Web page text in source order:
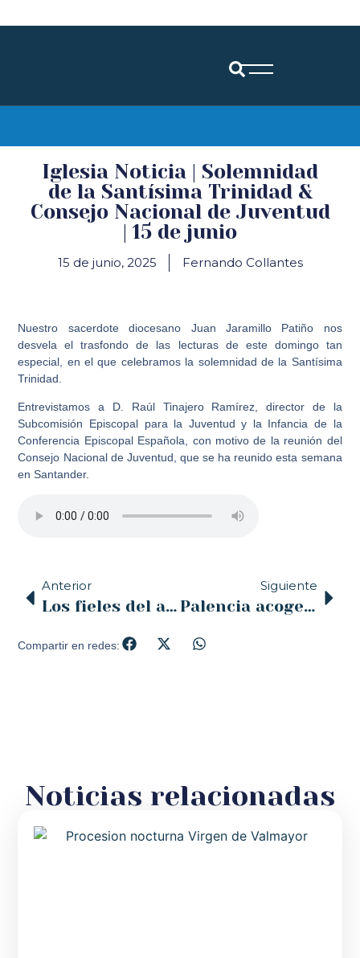
Iglesia Noticia | Solemnidad
de la Santísima Trinidad &
Consejo Nacional de Juventud
| 15 de junio
15 de junio, 2025 Fernando Collantes
Nuestro sacerdote diocesano Juan Jaramillo Patiño nos
desvela el trasfondo de las lecturas de este domingo tan
especial, en el que celebramos la solemnidad de la Santísima
Trinidad.
Entrevistamos a D. Raúl Tinajero Ramírez, director de la
Subcomisión Episcopal para la Juventud y la Infancia de la
Conferencia Episcopal Española, con motivo de la reunión del
Consejo Nacional de Juventud, que se ha reunido esta semana
en Santander.
Anterior
Los fieles del arciprestazgo de los Santos Mártires peregrinan hasta la catedral de Santander como gesto de esperanza en este Año Jubilar
Siguiente
Palencia acoge el encuentro de Delegaciones de Familia y Vida de las Diócesis de Castilla y León y Santander
Compartir en redes:
Noticias relacionadas